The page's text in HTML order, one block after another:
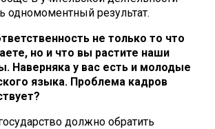
одномоментный результат.
не только то что
но и что вы растите наши
Наверняка у вас есть и молодые
языка. Проблема кадров
должно обратить